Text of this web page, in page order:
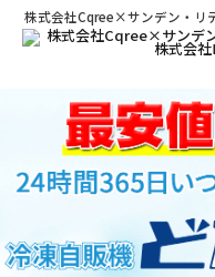
株式会社Cqree×サンデン・リ